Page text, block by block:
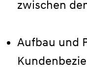
zwischen
Aufbau und